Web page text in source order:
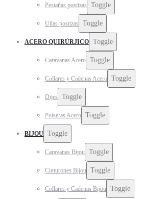
Pestañas postizas Toggle
Uñas postizas Toggle
ACERO QUIRÚRJICO Toggle
Caravanas Acero Toggle
Collares y Cadenas Acero Toggle
Dijes Toggle
Pulseras Acero Toggle
BIJOU Toggle
Caravanas Bijou Toggle
Cinturones Bijou Toggle
Collares y Cadenas Bijou Toggle